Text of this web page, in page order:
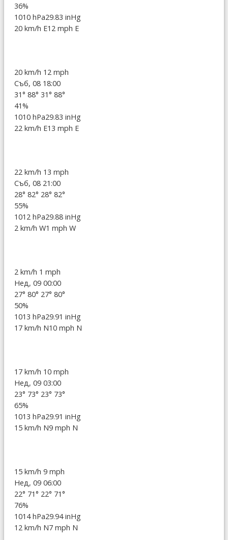
36%
1010 hPa29.83 inHg
20 km/h E12 mph E
20 km/h 12 mph
Съб, 08 18:00
31° 88° 31° 88°
41%
1010 hPa29.83 inHg
22 km/h E13 mph E
22 km/h 13 mph
Съб, 08 21:00
28° 82° 28° 82°
55%
1012 hPa29.88 inHg
2 km/h W1 mph W
2 km/h 1 mph
Нед, 09 00:00
27° 80° 27° 80°
50%
1013 hPa29.91 inHg
17 km/h N10 mph N
17 km/h 10 mph
Нед, 09 03:00
23° 73° 23° 73°
65%
1013 hPa29.91 inHg
15 km/h N9 mph N
15 km/h 9 mph
Нед, 09 06:00
22° 71° 22° 71°
76%
1014 hPa29.94 inHg
12 km/h N7 mph N